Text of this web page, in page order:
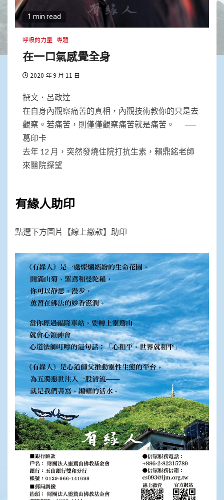
1 min read
呼吸的力量 專題
在一口氣感覺全身
2020 年 9 月 11 日
撰文．呂政達
在自身內觀察痛苦的真相，內觀技術教你的只是去
觀察。若痛苦，則僅僅觀察痛苦就是痛苦。 ──
葛印卡
去年 12 月，突然發燒住院打抗生素，賴鼎銘老師
來醫院探望
有緣人助印
點選下方圖片【線上繳款】助印